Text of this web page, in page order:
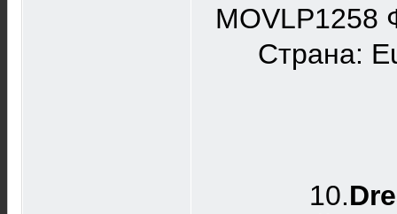
MOVLP1258
Страна:
10.